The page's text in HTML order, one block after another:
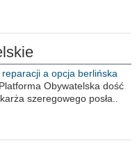
a opcja berlińska
Obywatelska dość
szeregowego posła..